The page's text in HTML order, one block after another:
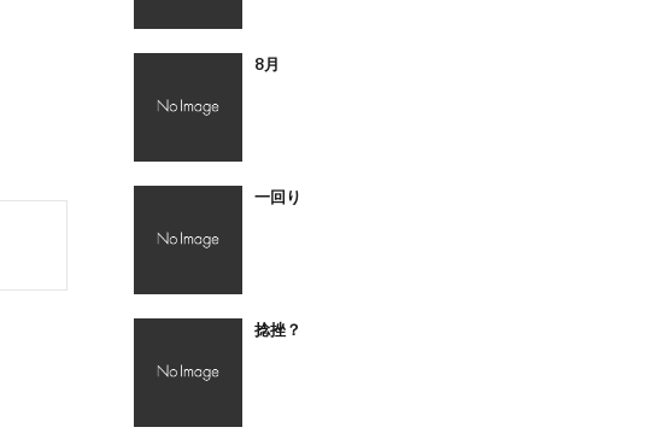
8月
一回り
捻挫？